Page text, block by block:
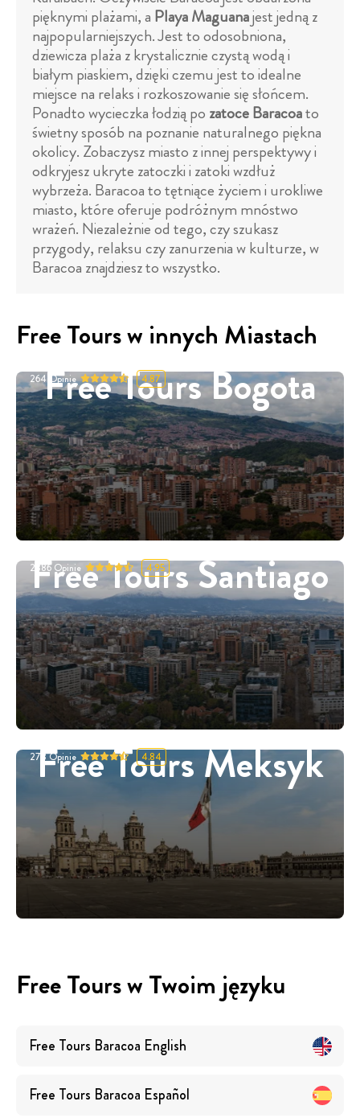
pięknymi plażami, a Playa Maguanajest jedną z
najpopularniejszych. Jest to odosobniona,
dziewicza plaża z krystalicznie czystą wodą i
białym piaskiem, dzięki czemu jest to idealne
miejsce na relaks i rozkoszowanie się słońcem.
Ponadto wycieczka łodzią po zatoce Baracoato
świetny sposób na poznanie naturalnego piękna
okolicy. Zobaczysz miasto z innej perspektywy i
odkryjesz ukryte zatoczki i zatoki wzdłuż
wybrzeża. Baracoa to tętniące życiem i urokliwe
miasto, które oferuje podróżnym mnóstwo
wrażeń. Niezależnie od tego, czy szukasz
przygody, relaksu czy zanurzenia w kulturze, w
Baracoa znajdziesz to wszystko.
Free Tours w innych Miastach
Free Tours Bogota
264 Opinie 4.87
Free Tours Santiago
2886 Opinie 4.95
Free Tours Meksyk
278Opinie 4.84
Free Tours w Twoim języku
Free Tours Baracoa English
Free Tours Baracoa Español